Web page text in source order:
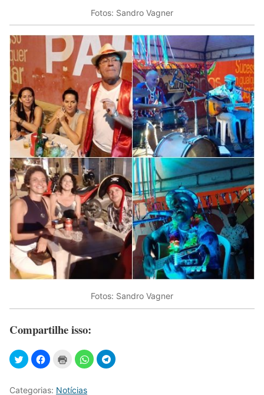
Fotos: Sandro Vagner
Fotos: Sandro Vagner
Compartilhe isso:
Categorias: Notícias